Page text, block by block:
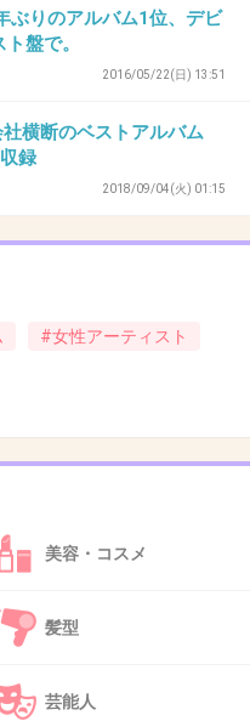
-1
の人には出せない、人
りのアルバム1位、デビ
盤で。
2016/05/22(日) 13:51
横断のベストアルバム
録
2018/09/04(火) 01:15
#女性アーティスト
美容・コスメ
髪型
芸能人